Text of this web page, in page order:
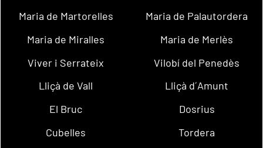
Maria de Martorelles
Maria de Palautordera
Maria de Miralles
Maria de Merlès
Viver i Serrateix
Vilobí del Penedès
Lliçà de Vall
Lliçà d´Amunt
El Bruc
Dosrius
Cubelles
Tordera